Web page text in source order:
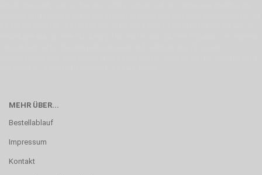
MEHR ÜBER...
Bestellablauf
Impressum
Kontakt